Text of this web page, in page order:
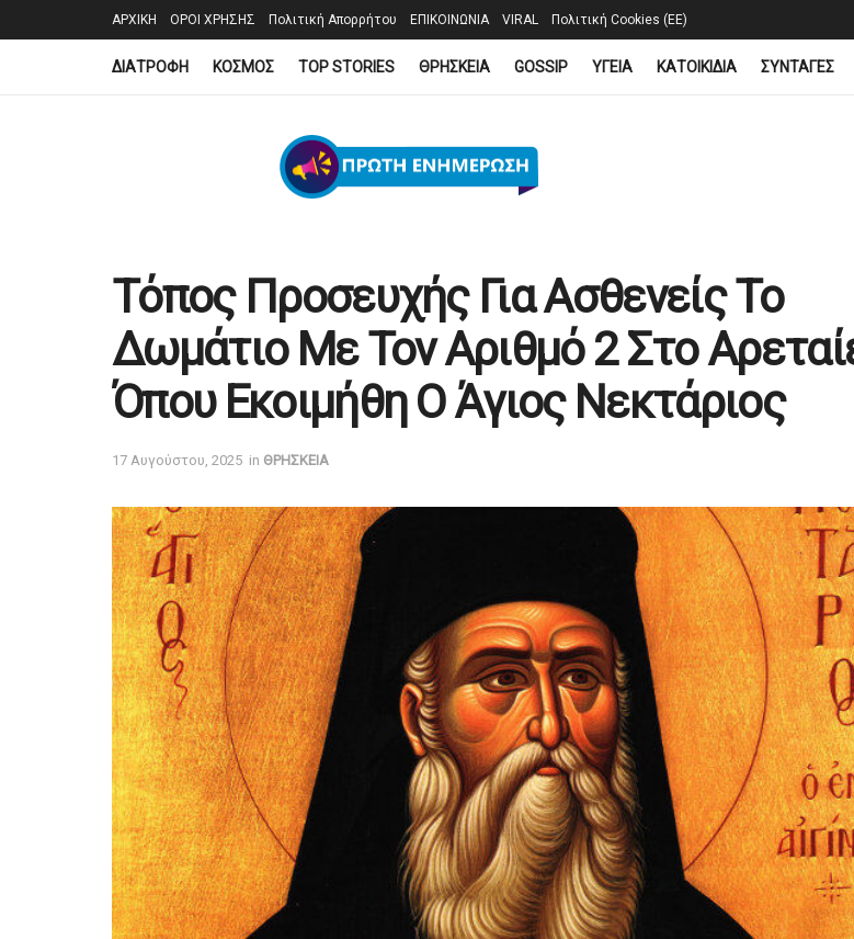
ΑΡΧΙΚΗ ΟΡΟΙ ΧΡΗΣΗΣ Πολιτική Απορρήτου ΕΠΙΚΟΙΝΩΝΙΑ VIRAL Πολιτική Cookies (ΕΕ)
ΔΙΑΤΡΟΦΗ ΚΟΣΜΟΣ TOP STORIES ΘΡΗΣΚΕΙΑ GOSSIP YΓΕΙΑ ΚΑΤΟΙΚΙΔΙΑ ΣΥΝΤΑΓΕΣ
Τόπος Προσευχής Για Ασθενείς Το
Δωμάτιο Με Τον Αριθμό 2 Στο
Όπου Εκοιμήθη Ο Άγιος Νεκτάριος
17 Αυγούστου, 2025 in ΘΡΗΣΚΕΙΑ